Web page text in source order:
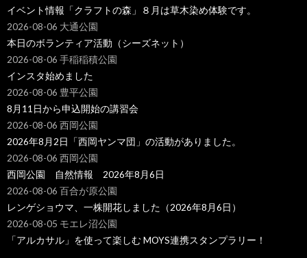
イベント情報「クラフトの森」８月は草木染め体験です。
2026-08-06 大通公園
本日のボランティア活動（シーズネット）
2026-08-06 手稲稲積公園
インスタ始めました
2026-08-06 豊平公園
8月11日から申込開始の講習会
2026-08-06 西岡公園
2026年8月2日「西岡ヤンマ団」の活動がありました。
2026-08-06 西岡公園
西岡公園 自然情報 2026年8月6日
2026-08-06 百合が原公園
レンゲショウマ、一株開花しました（2026年8月6日）
2026-08-05 モエレ沼公園
「アルカサル」を使って楽しむ MOYS連携スタンプラリー！